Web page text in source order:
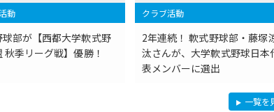
動
部が【西都大学軟式野
秋季リーグ戦】優勝！
クラブ活動
2年連続！ 軟式野球部・藤塚
汰さんが、大学軟式野球日本
表メンバーに選出
軟
式
一覧を